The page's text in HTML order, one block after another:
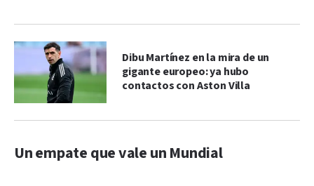
Dibu Martínez en la mira de un
gigante europeo: ya hubo
contactos con Aston Villa
Un empate que vale un Mundial